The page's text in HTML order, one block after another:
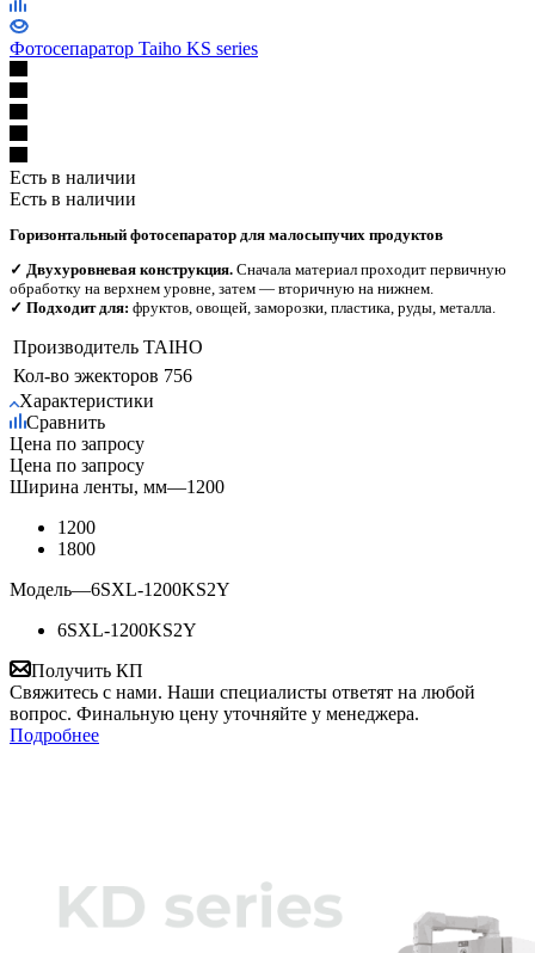
Фотосепаратор Taiho KS series
Есть в наличии
Есть в наличии
Горизонтальный фотосепаратор для малосыпучих продуктов
✓ Двухуровневая конструкция. Сначала материал проходит первичную
обработку на верхнем уровне, затем — вторичную на нижнем.
✓ Подходит для: фруктов, овощей, заморозки, пластика, руды, металла.
Производитель TAIHO
Кол-во эжекторов 756
Характеристики
Сравнить
Цена по запросу
Цена по запросу
Ширина ленты, мм—1200
1200
1800
Модель—6SXL-1200KS2Y
6SXL-1200KS2Y
Получить КП
Свяжитесь с нами. Наши специалисты ответят на любой
вопрос. Финальную цену уточняйте у менеджера.
Подробнее